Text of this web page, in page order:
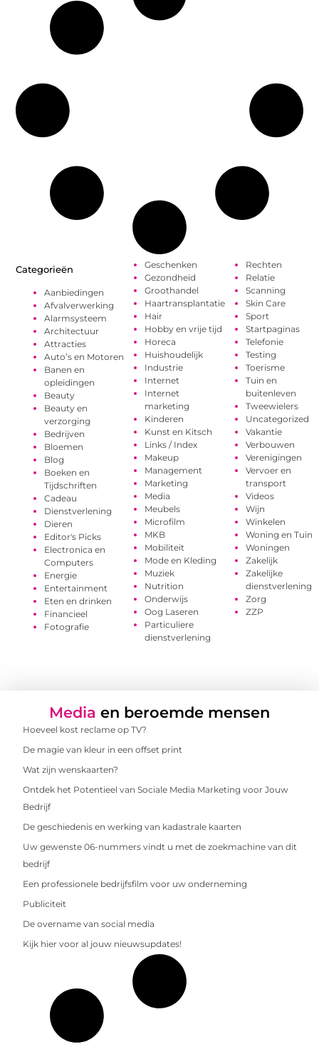
Categorieën
Aanbiedingen
Afvalverwerking
Alarmsysteem
Architectuur
Attracties
Auto’s en Motoren
Banen en
opleidingen
Beauty
Beauty en
verzorging
Bedrijven
Bloemen
Blog
Boeken en
Tijdschriften
Cadeau
Dienstverlening
Dieren
Editor's Picks
Electronica en
Computers
Energie
Entertainment
Eten en drinken
Financieel
Fotografie
Geschenken
Gezondheid
Groothandel
Haartransplantatie
Hair
Hobby en vrije tijd
Horeca
Huishoudelijk
Industrie
Internet
Internet
marketing
Kinderen
Kunst en Kitsch
Links / Index
Makeup
Management
Marketing
Media
Meubels
Microfilm
MKB
Mobiliteit
Mode en Kleding
Muziek
Nutrition
Onderwijs
Oog Laseren
Particuliere
dienstverlening
Rechten
Relatie
Scanning
Skin Care
Sport
Startpaginas
Telefonie
Testing
Toerisme
Tuin en
buitenleven
Tweewielers
Uncategorized
Vakantie
Verbouwen
Verenigingen
Vervoer en
transport
Videos
Wijn
Winkelen
Woning en Tuin
Woningen
Zakelijk
Zakelijke
dienstverlening
Zorg
ZZP
Media en beroemde mensen
Hoeveel kost reclame op TV?
De magie van kleur in een offset print
Wat zijn wenskaarten?
Ontdek het Potentieel van Sociale Media Marketing voor Jouw
Bedrijf
De geschiedenis en werking van kadastrale kaarten
Uw gewenste 06-nummers vindt u met de zoekmachine van dit
bedrijf
Een professionele bedrijfsfilm voor uw onderneming
Publiciteit
De overname van social media
Kijk hier voor al jouw nieuwsupdates!